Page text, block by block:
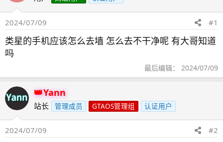
2024/07/09 #1
类星的手机应该怎么去墙 怎么去不干净呢 有大哥知道
吗
最后编辑： 2024/07/09
Yann
站长 管理成员 GTAOS管理组 认证用户
2024/07/09 #2